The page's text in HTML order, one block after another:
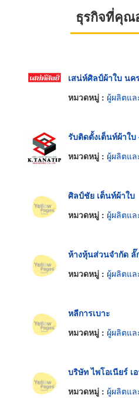
ธุรกิจที่คุณ
เสน่ห์ศิลป์ผ้าใบ นค
หมวดหมู่ : ผู้ผลิตแ
รับติดตั้งเต็นท์ผ้าใ
หมวดหมู่ : ผู้ผลิตแ
ศิลป์ชัย เต็นท์ผ้าใบ
หมวดหมู่ : ผู้ผลิตแ
ห้างหุ้นส่วนจำกัด ลั๊
หมวดหมู่ : ผู้ผลิตแ
หลีการเบาะ
หมวดหมู่ : ผู้ผลิตแ
บริษัท ไพโอเนียร์ เ
หมวดหมู่ : ผู้ผลิตแ